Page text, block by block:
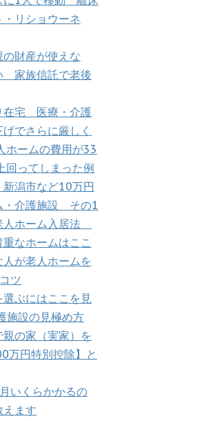
リショウーネ
財産が使えな
家族信託で老後
在宅 医療・介護
でさらに厳しく
ホームの費用が33
回ってしまった例
潟市など10万円
・介護施設 その1
人ホーム入居法
なホームはここ
が老人ホームを
ツ
ぶにはここを見
施設の見極め方
の家（実家）を
万円特別控除】と
いくらかかるの
ます